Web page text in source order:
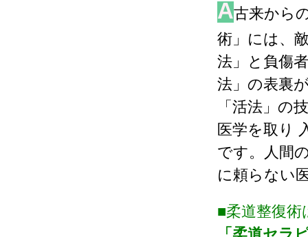
A古来から
術」には、
法」と負傷
法」の表裏
「活法」の
医学を取り
です。人間
に頼らない
■柔道整復術